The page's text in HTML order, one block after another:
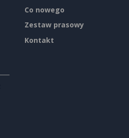
Co nowego
Zestaw prasowy
Kontakt